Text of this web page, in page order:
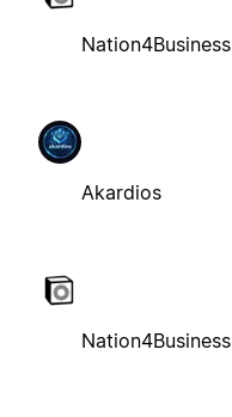
Nation4Business
Akardios
Nation4Business